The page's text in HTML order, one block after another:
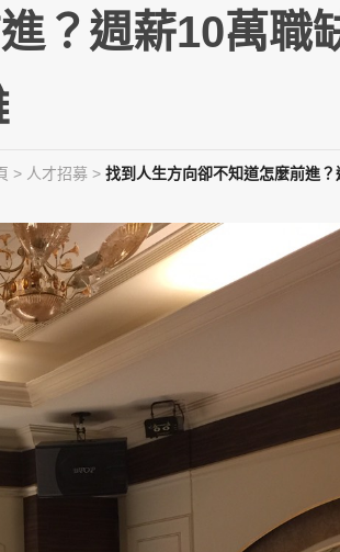
？週薪10萬職
> 人才招募> 找到人生方向卻不知道怎麼前進